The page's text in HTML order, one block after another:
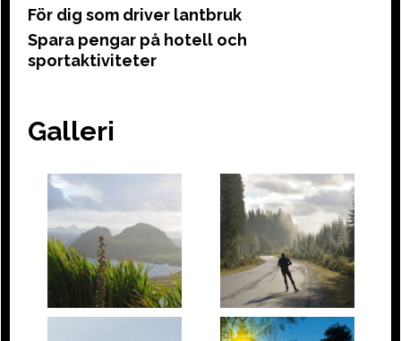
För dig som driver lantbruk
Spara pengar på hotell och
sportaktiviteter
Galleri